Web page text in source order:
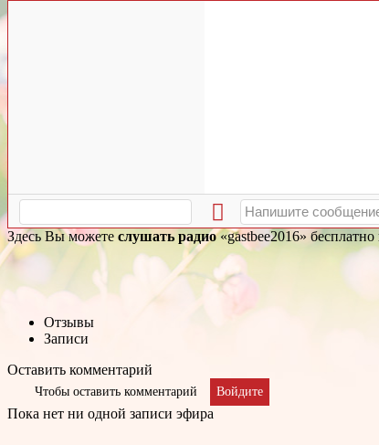
Здесь Вы можете слушать радио«gastbee2016»
Отзывы
Записи
Оставить комментарий
Чтобы оставить комментарий Войдите
Пока нет ни одной записи эфира